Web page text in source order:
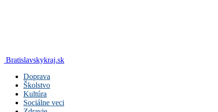
Bratislavskykraj.sk
Doprava
Školstvo
Kultúra
Sociálne veci